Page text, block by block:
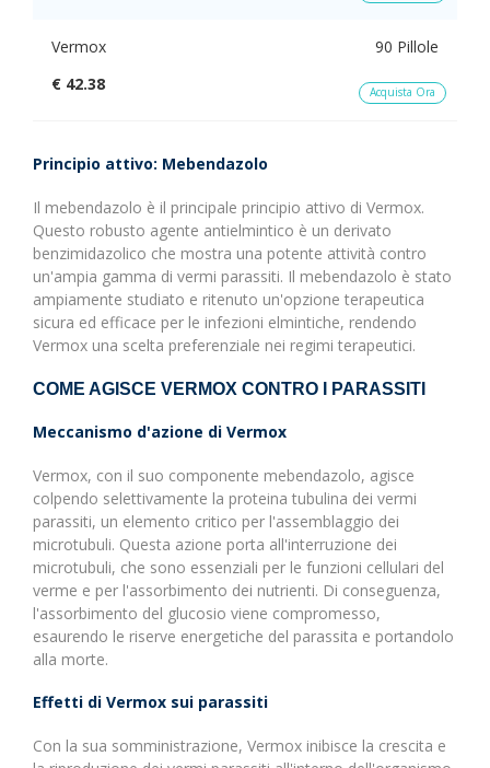
Vermox
90 Pillole
€ 42.38
Acquista Ora
Principio attivo: Mebendazolo
Il mebendazolo è il principale principio attivo di Vermox.
Questo robusto agente antielmintico è un derivato
benzimidazolico che mostra una potente attività contro
un'ampia gamma di vermi parassiti. Il mebendazolo è stato
ampiamente studiato e ritenuto un'opzione terapeutica
sicura ed efficace per le infezioni elmintiche, rendendo
Vermox una scelta preferenziale nei regimi terapeutici.
COME AGISCE VERMOX CONTRO I PARASSITI
Meccanismo d'azione di Vermox
Vermox, con il suo componente mebendazolo, agisce
colpendo selettivamente la proteina tubulina dei vermi
parassiti, un elemento critico per l'assemblaggio dei
microtubuli. Questa azione porta all'interruzione dei
microtubuli, che sono essenziali per le funzioni cellulari del
verme e per l'assorbimento dei nutrienti. Di conseguenza,
l'assorbimento del glucosio viene compromesso,
esaurendo le riserve energetiche del parassita e portandolo
alla morte.
Effetti di Vermox sui parassiti
Con la sua somministrazione, Vermox inibisce la crescita e